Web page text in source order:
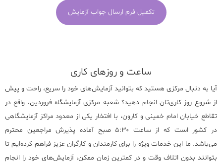
تکمیل فرم ارسال جواب آزمایش
ساعت و روزهای کاری
آیا به دنبال مرکزی هستید که بتوانید آزمایش‌های خود را سریع، راحت و پیش
از شروع روز کاری‌تان انجام دهید؟ شعبه مرکزی آزمایشگاه فروردین، واقع در
تقاطع خیابان امام خمینی و کارون، با افتخار یکی از معدود مراکز آزمایشگاهی
در کشور است که از ساعت ۵:۳۰ صبح آماده پذیرش مراجعین محترم
می‌باشد. ما این خدمات ویژه را برای کارمندان و کارگران عزیز فراهم کرده‌ایم تا
بتوانند بدون اتلاف وقت و در کمترین زمان ممکن، آزمایش‌های خود را انجام